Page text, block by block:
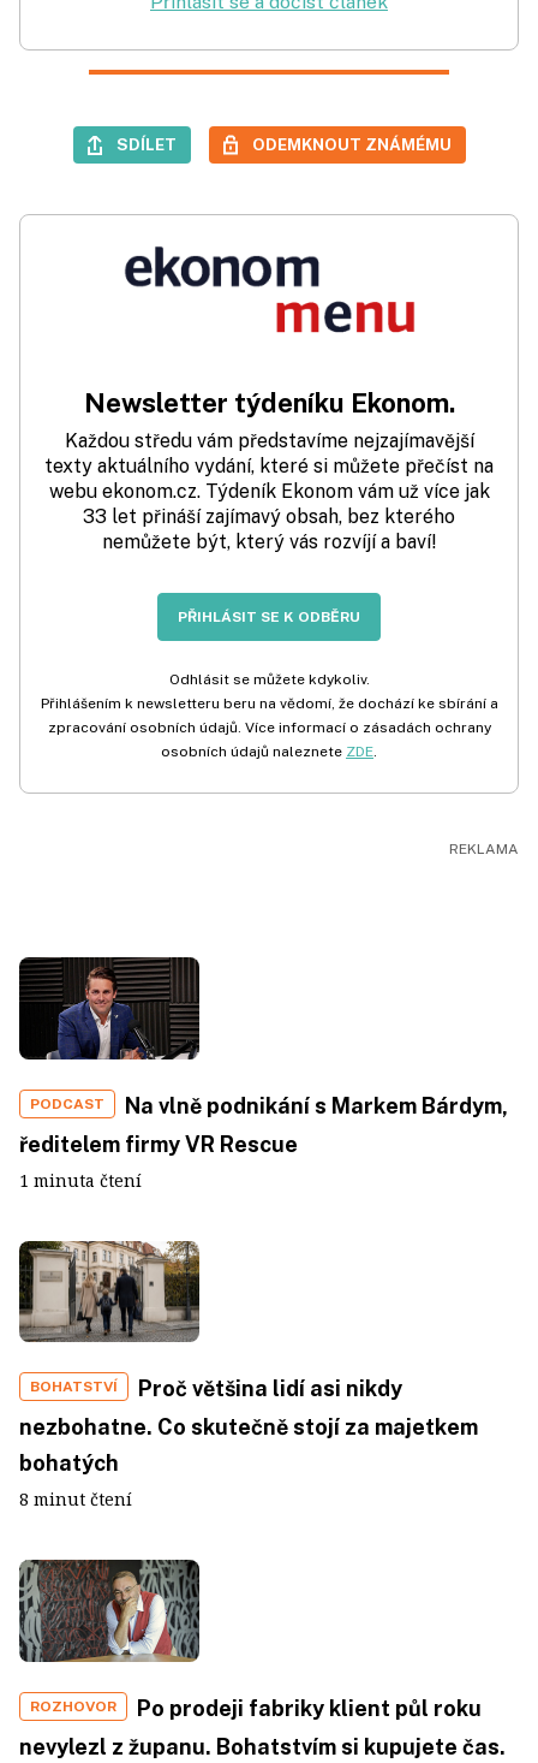
SDÍLET ODEMKNOUT ZNÁMÉMU
Newsletter týdeníku Ekonom.
Každou středu vám představíme nejzajímavější
texty aktuálního vydání, které si můžete přečíst na
webu ekonom.cz. Týdeník Ekonom vám už více jak
33 let přináší zajímavý obsah, bez kterého
nemůžete být, který vás rozvíjí a baví!
PŘIHLÁSIT SE K ODBĚRU
Odhlásit se můžete kdykoliv.
Přihlášením k newsletteru beru na vědomí, že dochází ke sbírání a
zpracování osobních údajů. Více informací o zásadách ochrany
osobních údajů naleznete ZDE.
PODCAST
Na vlně podnikání s Markem Bárdym,
ředitelem firmy VR Rescue
1 minuta čtení
BOHATSTVÍ
Proč většina lidí asi nikdy
nezbohatne. Co skutečně stojí za majetkem
bohatých
8 minut čtení
ROZHOVOR
Po prodeji fabriky klient půl roku
nevylezl z županu. Bohatstvím si kupujete čas.